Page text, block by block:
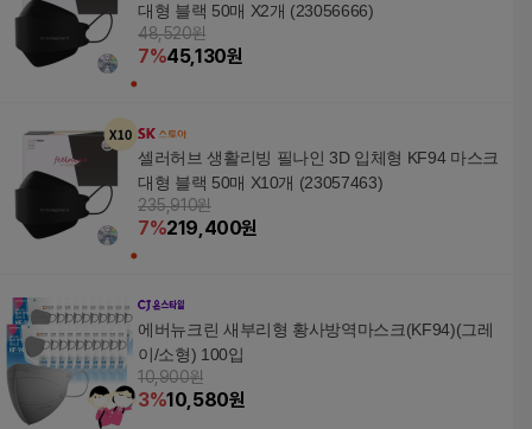
대형 블랙 50매 X2개 (23056666)
48,520원
7%45,130원
셀러허브 생활리빙 필나인 3D 입체형 KF94 마스크
대형 블랙 50매 X10개 (23057463)
235,910원
7%219,400원
에버뉴크린 새부리형 황사방역마스크(KF94)(그레
이/소형) 100입
10,900원
3%10,580원